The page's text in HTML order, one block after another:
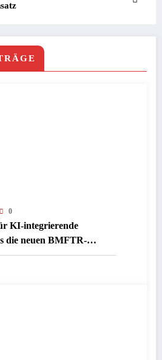
0
KI-integrierende
die neuen BMFTR-
und ModuS‑KI für
bedeuten